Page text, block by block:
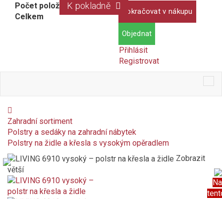
K pokladně
Počet položek:
Celkem
Pokračovat v nákupu
Objednat
Přihlásit
Registrovat
Zahradní sortiment
Polstry a sedáky na zahradní nábytek
Polstry na židle a křesla s vysokým opěradlem
Na
Zobrazit
větší